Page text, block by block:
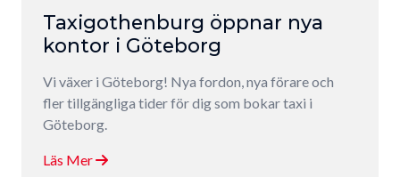
Taxigothenburg öppnar nya
kontor i Göteborg
Vi växer i Göteborg! Nya fordon, nya förare och
fler tillgängliga tider för dig som bokar taxi i
Göteborg.
Läs Mer